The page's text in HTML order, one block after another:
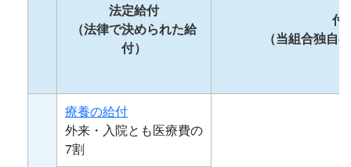
法定給付
（法律で決められた給
付）
付
（当組合独自
療養の給付
外来・入院とも医療費の
7割